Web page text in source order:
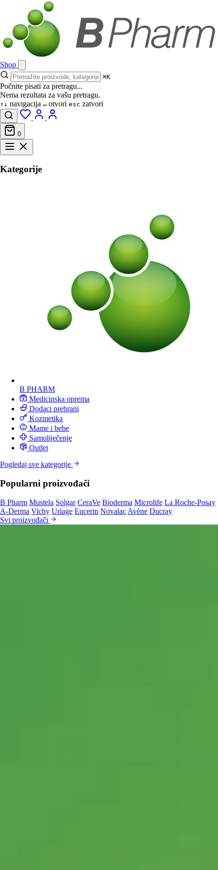
Shop
⌘K
Počnite pisati za pretragu...
Nema rezultata za vašu pretragu.
↑↓ navigacija ↵ otvori esc zatvori
0
Kategorije
B PHARM
Medicinska oprema
Dodaci prehrani
Kozmetika
Mame i bebe
Samoliječenje
Outlet
Pogledaj sve kategorije
Popularni proizvođači
B Pharm Mustela Solgar CeraVe Bioderma Microlife La Roche-Posay
A-Derma Vichy Uriage Eucerin Novalac Avène Ducray
Svi proizvođači